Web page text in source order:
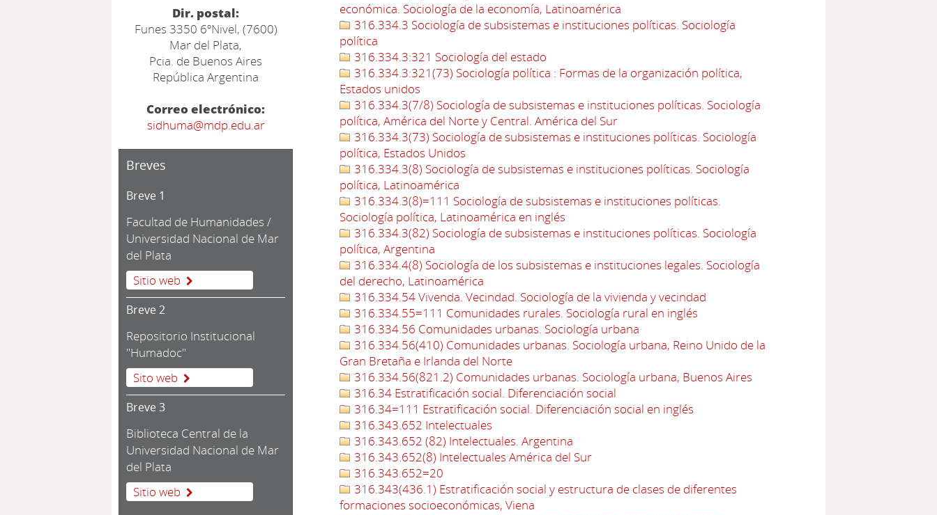
económica. Sociología de la economía, Latinoamérica
316.334.3 Sociología de subsistemas e instituciones políticas. Sociología
política
316.334.3:321 Sociología del estado
316.334.3:321(73) Sociología política : Formas de la organización política,
Estados unidos
316.334.3(7/8) Sociología de subsistemas e instituciones políticas. Sociología
política, América del Norte y Central. América del Sur
316.334.3(73) Sociología de subsistemas e instituciones políticas. Sociología
política, Estados Unidos
316.334.3(8) Sociología de subsistemas e instituciones políticas. Sociología
política, Latinoamérica
316.334.3(8)=111 Sociología de subsistemas e instituciones políticas.
Sociología política, Latinoamérica en inglés
316.334.3(82) Sociología de subsistemas e instituciones políticas. Sociología
política, Argentina
316.334.4(8) Sociología de los subsistemas e instituciones legales. Sociología
del derecho, Latinoamérica
316.334.54 Vivenda. Vecindad. Sociología de la vivienda y vecindad
316.334.55=111 Comunidades rurales. Sociología rural en inglés
316.334.56 Comunidades urbanas. Sociología urbana
316.334.56(410) Comunidades urbanas. Sociología urbana, Reino Unido de la
Gran Bretaña e Irlanda del Norte
316.334.56(821.2) Comunidades urbanas. Sociología urbana, Buenos Aires
316.34 Estratificación social. Diferenciación social
316.34=111 Estratificación social. Diferenciación social en inglés
316.343.652 Intelectuales
316.343.652 (82) Intelectuales. Argentina
316.343.652(8) Intelectuales América del Sur
316.343.652=20
316.343(436.1) Estratificación social y estructura de clases de diferentes
formaciones socioeconómicas, Viena
Dir. postal:
Funes 3350 6ºNivel, (7600)
Mar del Plata,
Pcia. de Buenos Aires
República Argentina
Correo electrónico:
sidhuma@mdp.edu.ar
Breves
Breve 1
Facultad de Humanidades /
Universidad Nacional de Mar
del Plata
Sitio web
Breve 2
Repositorio Institucional
"Humadoc"
Sito web
Breve 3
Biblioteca Central de la
Universidad Nacional de Mar
del Plata
Sitio web